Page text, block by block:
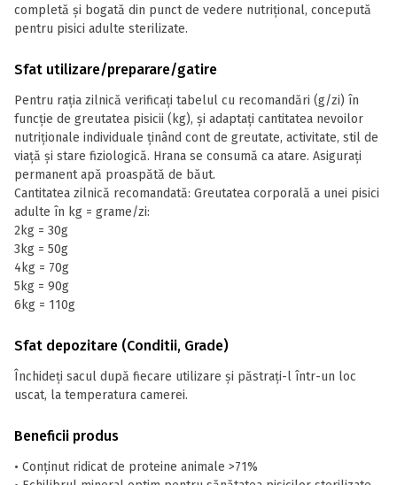
completă și bogată din punct de vedere nutrițional, concepută
pentru pisici adulte sterilizate.
Sfat utilizare/preparare/gatire
Pentru raţia zilnică verificaţi tabelul cu recomandări (g/zi) în
funcţie de greutatea pisicii (kg), şi adaptaţi cantitatea nevoilor
nutriţionale individuale ţinând cont de greutate, activitate, stil de
viaţă şi stare fiziologică. Hrana se consumă ca atare. Asiguraţi
permanent apă proaspătă de băut.
Cantitatea zilnică recomandată: Greutatea corporală a unei pisici
adulte în kg = grame/zi:
2kg = 30g
3kg = 50g
4kg = 70g
5kg = 90g
6kg = 110g
Sfat depozitare (Conditii, Grade)
Închideţi sacul după fiecare utilizare şi păstraţi-l într-un loc
uscat, la temperatura camerei.
Beneficii produs
• Conținut ridicat de proteine animale >71%